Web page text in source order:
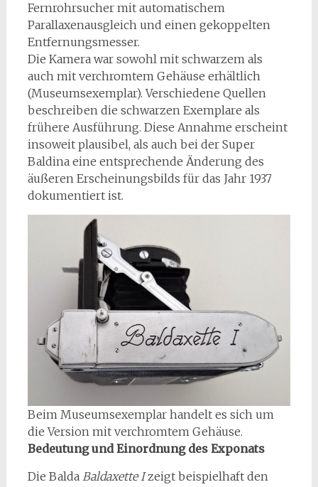
Fernrohrsucher mit automatischem
Parallaxenausgleich und einen gekoppelten
Entfernungsmesser.
Die Kamera war sowohl mit schwarzem als
auch mit verchromtem Gehäuse erhältlich
(Museumsexemplar). Verschiedene Quellen
beschreiben die schwarzen Exemplare als
frühere Ausführung. Diese Annahme erscheint
insoweit plausibel, als auch bei der Super
Baldina eine entsprechende Änderung des
äußeren Erscheinungsbilds für das Jahr 1937
dokumentiert ist.
Beim Museumsexemplar handelt es sich um
die Version mit verchromtem Gehäuse.
Bedeutung und Einordnung des Exponats
Die Balda Baldaxette Izeigt beispielhaft den